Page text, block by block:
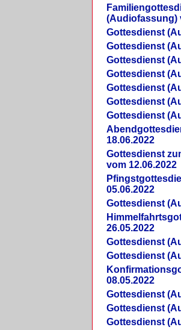
(Audiofassung)
Gottesdienst
Gottesdienst
Gottesdienst
Gottesdienst
Gottesdienst
Gottesdienst
Gottesdienst
18.06.2022
Gottesdienst
vom 12.06.2022
05.06.2022
Gottesdienst
26.05.2022
Gottesdienst
Gottesdienst
08.05.2022
Gottesdienst
Gottesdienst
Gottesdienst